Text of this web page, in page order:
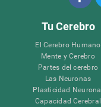
Tu Cerebro
El Cerebro Humano
Mente y Cerebro
Partes del cerebro
Las Neuronas
Plasticidad Neuronal
Capacidad Cerebral